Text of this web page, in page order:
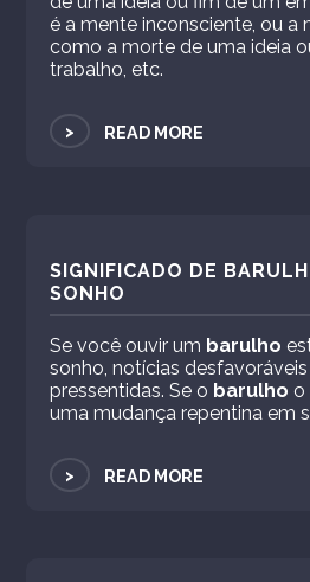
é a mente inconsciente, ou a
como a morte de uma ideia
trabalho, etc.
> READ MORE
SIGNIFICADO DE
SONHO
Se você ouvir um barulho
sonho, notícias
pressentidas. Se o barulho o
uma mudança repentina em
> READ MORE